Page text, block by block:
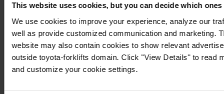
This website uses cookies, but you can decide which ones
We use cookies to improve your experience, analyze our
well as provide customized communication and marketing.
website may also contain cookies to show relevant
outside toyota-forklifts domain. Click "View Details" to read
and customize your cookie settings.
Il existe quatre systèmes différents selon le poids
de l'équipement à installer. Ils se distinguent
principalement par la taille des boules de
connexion, de 1 à 2,25 pouces :
1 pouce (taille B) : Pour l'équipement léger,